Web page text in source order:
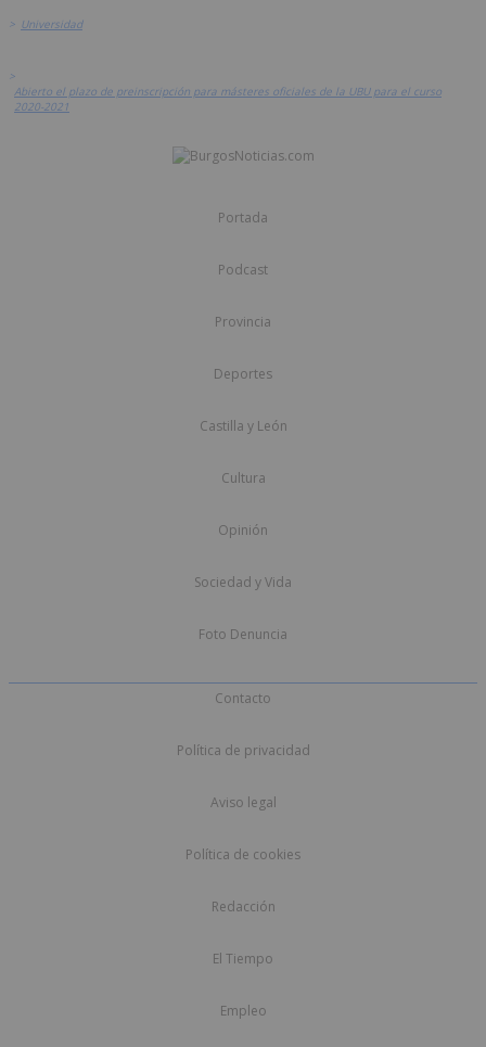
> Universidad
>
Abierto el plazo de preinscripción para másteres oficiales de la UBU para el curso
2020-2021
Portada
Podcast
Provincia
Deportes
Castilla y León
Cultura
Opinión
Sociedad y Vida
Foto Denuncia
Contacto
Política de privacidad
Aviso legal
Política de cookies
Redacción
El Tiempo
Empleo